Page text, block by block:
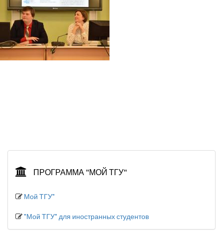
ПРОГРАММА "МОЙ ТГУ"
Мой ТГУ"
"Мой ТГУ" для иностранных студентов